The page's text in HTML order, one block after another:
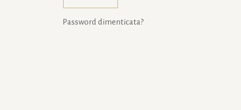
Password dimenticata?